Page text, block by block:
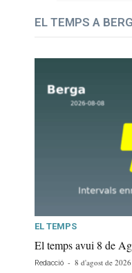
EL TEMPS A
EL TEMPS
El temps avui 8 de
Redacció - 8 d'agost de 2026